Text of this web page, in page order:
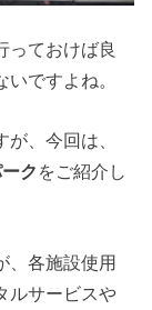
っておけば良
ですよね。
、今回は、
ク をご紹介し
、各施設使用
ルサービスや